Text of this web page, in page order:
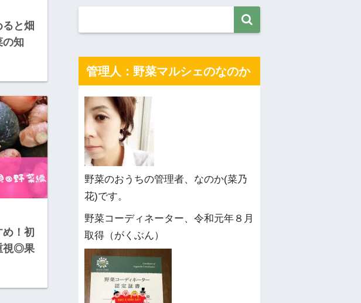
と畑
の知
！初
視◎果
管理人：野菜マルシェのなのか
野菜のおうちの管理者、なのか(菜乃
花)です。
野菜コーディネーター、令和元年８月
取得（がくぶん）